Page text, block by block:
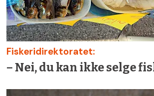
Fiskeridirektoratet:
– Nei, du kan ikke selge